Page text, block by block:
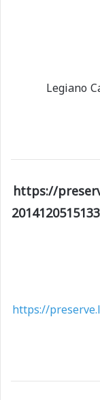
Legiano
https://
https://